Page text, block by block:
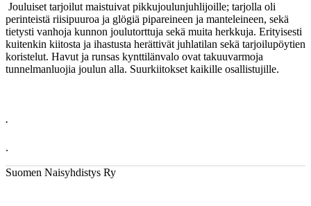
Jouluiset tarjoilut maistuivat pikkujoulunjuhlijoille; tarjolla oli
perinteistä riisipuuroa ja glögiä pipareineen ja manteleineen, sekä
tietysti vanhoja kunnon joulutorttuja sekä muita herkkuja. Erityisesti
kuitenkin kiitosta ja ihastusta herättivät juhlatilan sekä tarjoilupöytien
koristelut. Havut ja runsas kynttilänvalo ovat takuuvarmoja
tunnelmanluojia joulun alla. Suurkiitokset kaikille osallistujille.
.
.
Suomen Naisyhdistys Ry